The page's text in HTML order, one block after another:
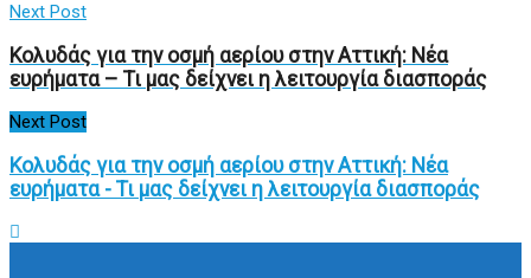
Next Post
Κολυδάς για την οσμή αερίου στην Αττική: Νέα
ευρήματα – Τι μας δείχνει η λειτουργία διασποράς
Next Post
Κολυδάς για την οσμή αερίου στην Αττική: Νέα
ευρήματα - Τι μας δείχνει η λειτουργία διασποράς